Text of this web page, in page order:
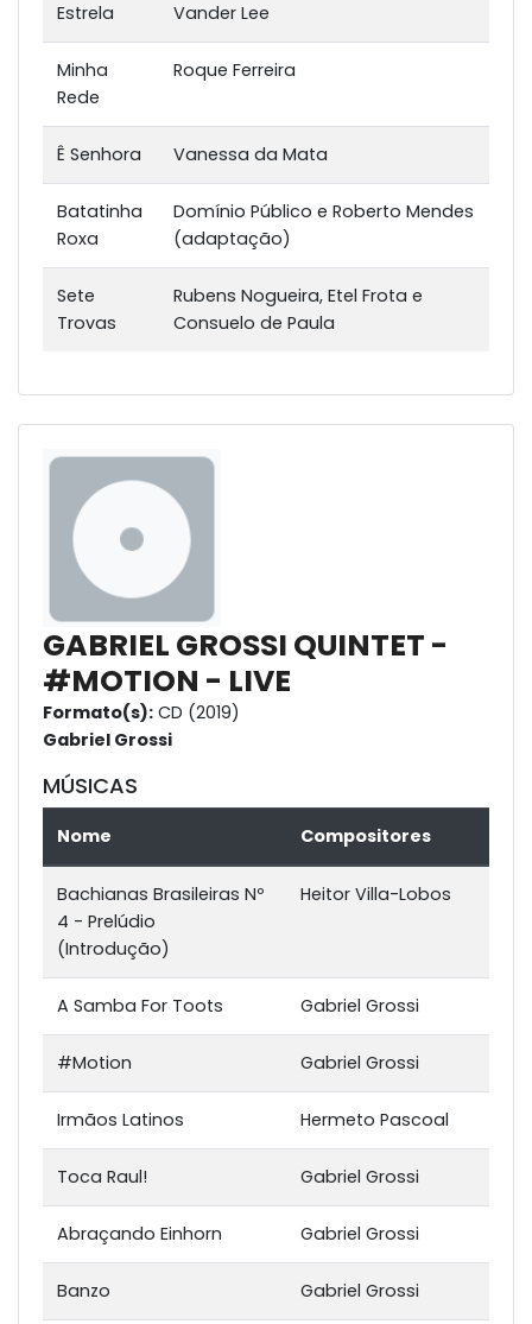
Estrela Vander Lee
Minha
Rede
Roque Ferreira
Ê Senhora Vanessa da Mata
Batatinha
Roxa
Domínio Público e Roberto Mendes
(adaptação)
Sete
Trovas
Rubens Nogueira, Etel Frota e
Consuelo de Paula
GABRIEL GROSSI QUINTET -
#MOTION - LIVE
Formato(s): CD (2019)
Gabriel Grossi
MÚSICAS
Nome Compositores
Bachianas Brasileiras Nº
4 - Prelúdio
(Introdução)
Heitor Villa-Lobos
A Samba For Toots Gabriel Grossi
#Motion Gabriel Grossi
Irmãos Latinos Hermeto Pascoal
Toca Raul! Gabriel Grossi
Abraçando Einhorn Gabriel Grossi
Banzo Gabriel Grossi